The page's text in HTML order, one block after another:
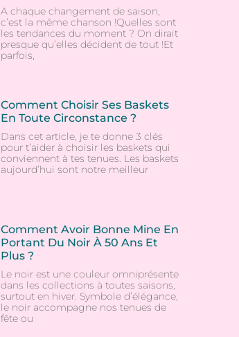
A chaque changement de saison,
c’est la même chanson !Quelles sont
les tendances du moment ? On dirait
presque qu’elles décident de tout !Et
parfois,
Comment Choisir Ses Baskets
En Toute Circonstance ?
Dans cet article, je te donne 3 clés
pour t’aider à choisir les baskets qui
conviennent à tes tenues. Les baskets
aujourd’hui sont notre meilleur
Comment Avoir Bonne Mine En
Portant Du Noir À 50 Ans Et
Plus ?
Le noir est une couleur omniprésente
dans les collections à toutes saisons,
surtout en hiver. Symbole d’élégance,
le noir accompagne nos tenues de
fête ou